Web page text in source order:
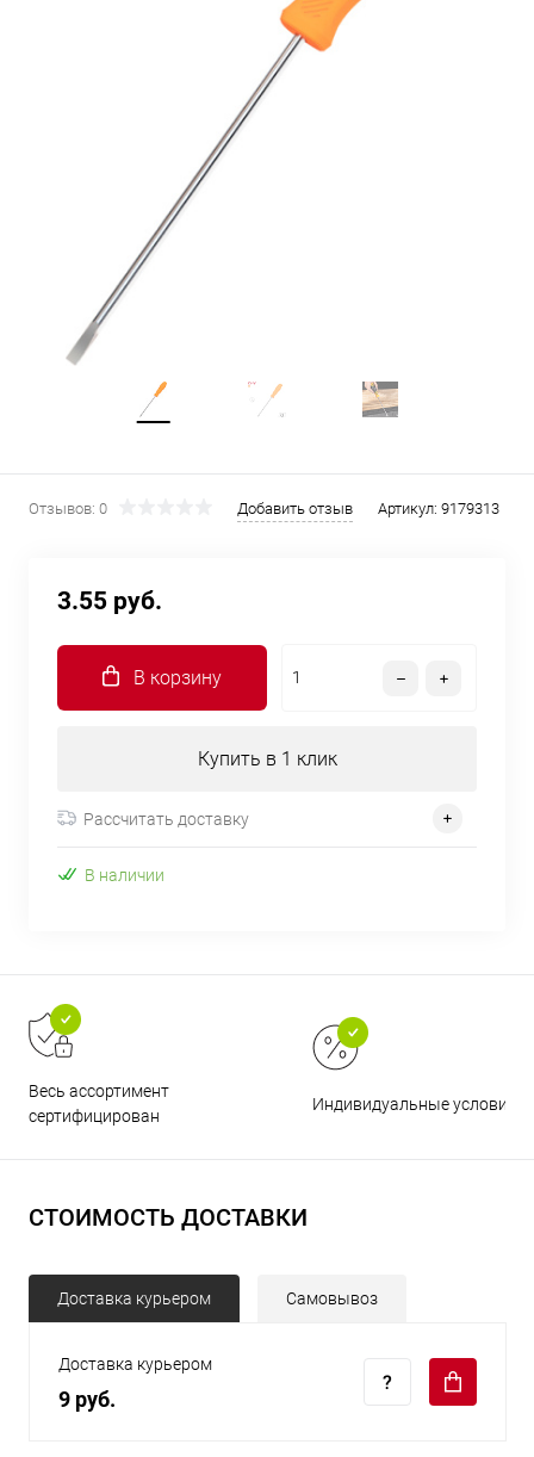
Отзывов: 0 Добавить отзыв Артикул: 9179313
3.55 руб.
В корзину
Купить в 1 клик
Рассчитать доставку
В наличии
Весь ассортимент
сертифицирован
Индивидуальные условия
СТОИМОСТЬ ДОСТАВКИ
Доставка курьером Самовывоз
Доставка курьером
9 руб.